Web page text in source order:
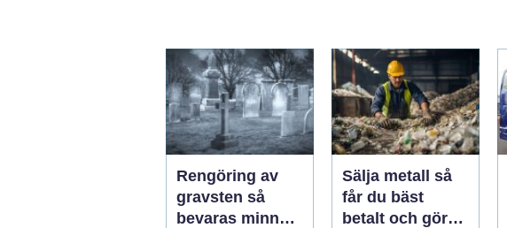
Rengöring av
gravsten så
bevaras minnet
Sälja metall så
får du bäst
betalt och gör